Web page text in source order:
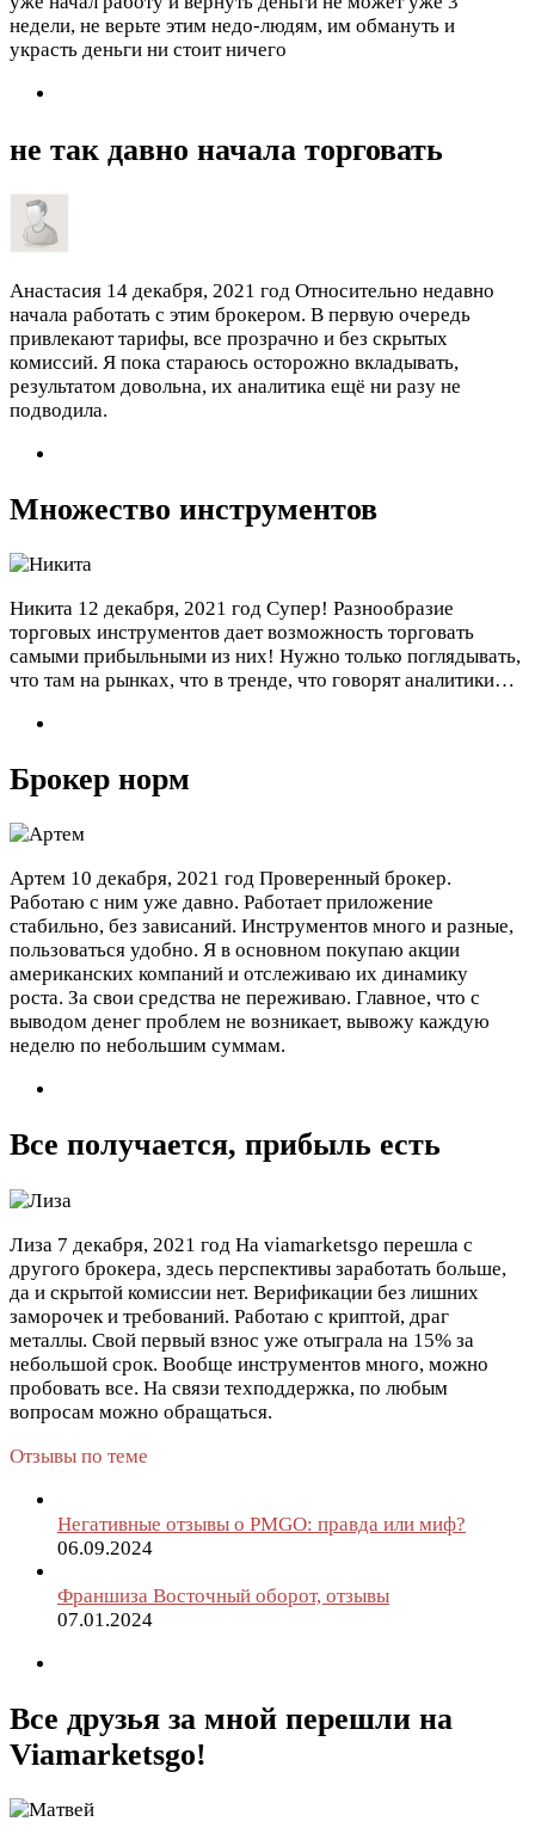
недели, не верьте этим недо-людям, им обмануть и
украсть деньги ни стоит ничего
не так давно начала торговать
Анастасия 14 декабря, 2021 год Относительно недавно
начала работать с этим брокером. В первую очередь
привлекают тарифы, все прозрачно и без скрытых
комиссий. Я пока стараюсь осторожно вкладывать,
результатом довольна, их аналитика ещё ни разу не
подводила.
Множество инструментов
Никита 12 декабря, 2021 год Супер! Разнообразие
торговых инструментов дает возможность торговать
самыми прибыльными из них! Нужно только поглядывать,
что там на рынках, что в тренде, что говорят аналитики…
Брокер норм
Артем 10 декабря, 2021 год Проверенный брокер.
Работаю с ним уже давно. Работает приложение
стабильно, без зависаний. Инструментов много и разные,
пользоваться удобно. Я в основном покупаю акции
американских компаний и отслеживаю их динамику
роста. За свои средства не переживаю. Главное, что с
выводом денег проблем не возникает, вывожу каждую
неделю по небольшим суммам.
Все получается, прибыль есть
Лиза 7 декабря, 2021 год На viamarketsgo перешла с
другого брокера, здесь перспективы заработать больше,
да и скрытой комиссии нет. Верификации без лишних
заморочек и требований. Работаю с криптой, драг
металлы. Свой первый взнос уже отыграла на 15% за
небольшой срок. Вообще инструментов много, можно
пробовать все. На связи техподдержка, по любым
вопросам можно обращаться.
Отзывы по теме
Негативные отзывы о PMGO: правда или миф?
06.09.2024
Франшиза Восточный оборот, отзывы
07.01.2024
Все друзья за мной перешли на
Viamarketsgo!